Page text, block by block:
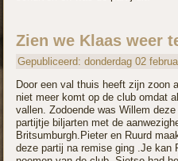
Zien we Klaas weer
Gepubliceerd: donderdag 02
Door een val thuis heeft zijn zoon
niet meer komt op de club omdat
vallen. Zodoende was Willem
partijtje biljarten met de
Britsumburgh.Pieter en Ruurd
deze partij na remise ging .Je kan